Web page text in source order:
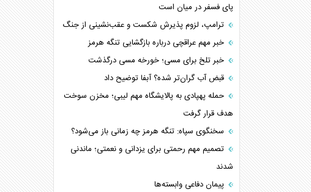
پای فسفر در میان است
ترامپ، لزوم پذیرش شکست و عقب‌نشینی از جنگ
خبر مهم عراقچی درباره بازگشایی تنگه هرمز
خبر تلخ برای مسی؛ خورخه مسی درگذشت
قبض آب گران‌تر شده؟ آبفا توضیح داد
حمله پهپادی به پالایشگاه مهم لیبی؛ مخزن سوخت
هدف قرار گرفت
سخنگوی سپاه: تنگه هرمز چه زمانی باز می‌شود؟
تصمیم مهم رحمتی برای یزدانی و نعمتی؛ ماندنی
شدند
پیمان دفاعی‌ وابسته‌ها